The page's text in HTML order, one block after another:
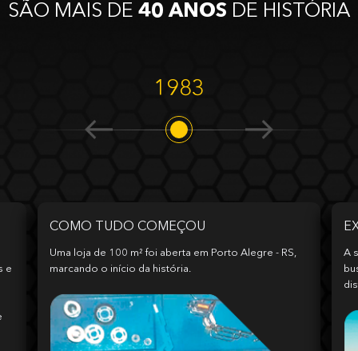
SÃO MAIS DE 40 ANOS DE HISTÓRIA
1983
e
COMO TUDO COMEÇOU
Uma loja de 100 m² foi aberta em Porto Alegre - RS,
marcando o início da história.
A